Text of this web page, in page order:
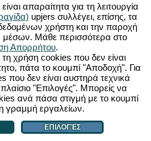
το My Free Farm
παιχνίδι browser|Δυνατότητες| ΓΟΧ|
προστασίας δεδομένων |Κανόνες
Farm 2 App|Google Play|App Store|
|Διαχείριση Cookies
απαραίτητα για τη λειτουργία
upjers συλλέγει, επίσης, τα
χρήστη και την παροχή
μέσων. Μάθε περισσότερα στο
Απορρήτου.
χρήση cookies που δεν είναι
πάτα το κουμπί "Αποδοχή". Για
που δεν είναι αυστηρά τεχνικά
"Επιλογές". Μπορείς να
ανά πάσα στιγμή με το κουμπί
γραμμή εργαλείων.
ΕΠΙΛΟΓΈΣ